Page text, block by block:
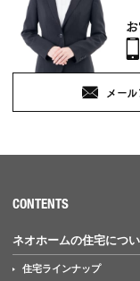
メー
CONTENTS
ネオホームの住宅につ
住宅ラインナップ